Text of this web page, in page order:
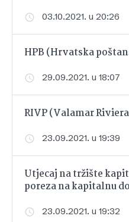
03.10.2021. u 20:26
HPB (Hrvatska
29.09.2021. u 18:07
RIVP (Valamar
23.09.2021. u 19:39
Utjecaj na tržište
poreza na kapitalnu
23.09.2021. u 19:32